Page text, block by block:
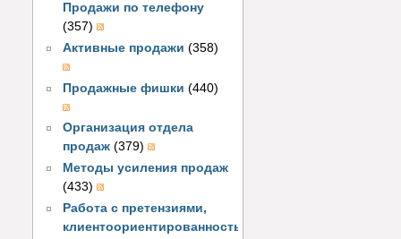
Продажи по телефону
(357)
Активные продажи (358)
Продажные фишки (440)
Организация отдела
продаж (379)
Методы усиления продаж
(433)
Работа с претензиями,
клиентоориентированность